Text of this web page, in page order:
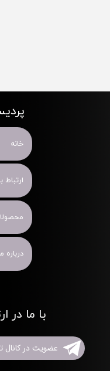
خانه
ارتباط
درباره
با ما در
عضویت در کانال